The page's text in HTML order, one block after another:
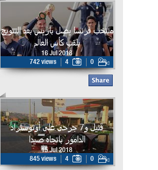
منتخب فرنسا يصل باريس بعد التتويج
بلقب كأس العالم
16 Jul 2018
742 views
4 0
قتيل و7 جرحى على أوتوستراد
الدامور باتجاه صيدا
15 Jul 2018
845 views
4 0